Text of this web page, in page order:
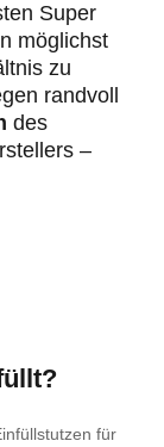
Super
möglichst
zu
randvoll
des
–
für